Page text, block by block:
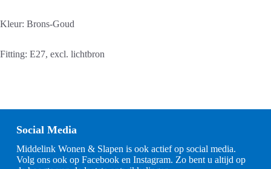
Kleur: Brons-Goud
Fitting: E27, excl. lichtbron
Social Media
Middelink Wonen & Slapen is ook actief op social media.
Volg ons ook op Facebook en Instagram. Zo bent u altijd op